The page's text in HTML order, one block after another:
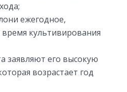
ежегодное,
культивирования
заявляют его высокую
возрастает год